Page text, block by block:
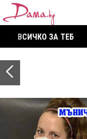
ВСИЧКО ЗА ТЕБ